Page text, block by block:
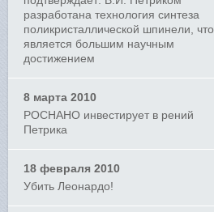
разработана технология синтеза
поликристаллической шпинели, что
является большим научным
достижением
8 марта 2010
РОСНАНО инвестирует в рений
Петрика
18 февраля 2010
Убить Леонардо!